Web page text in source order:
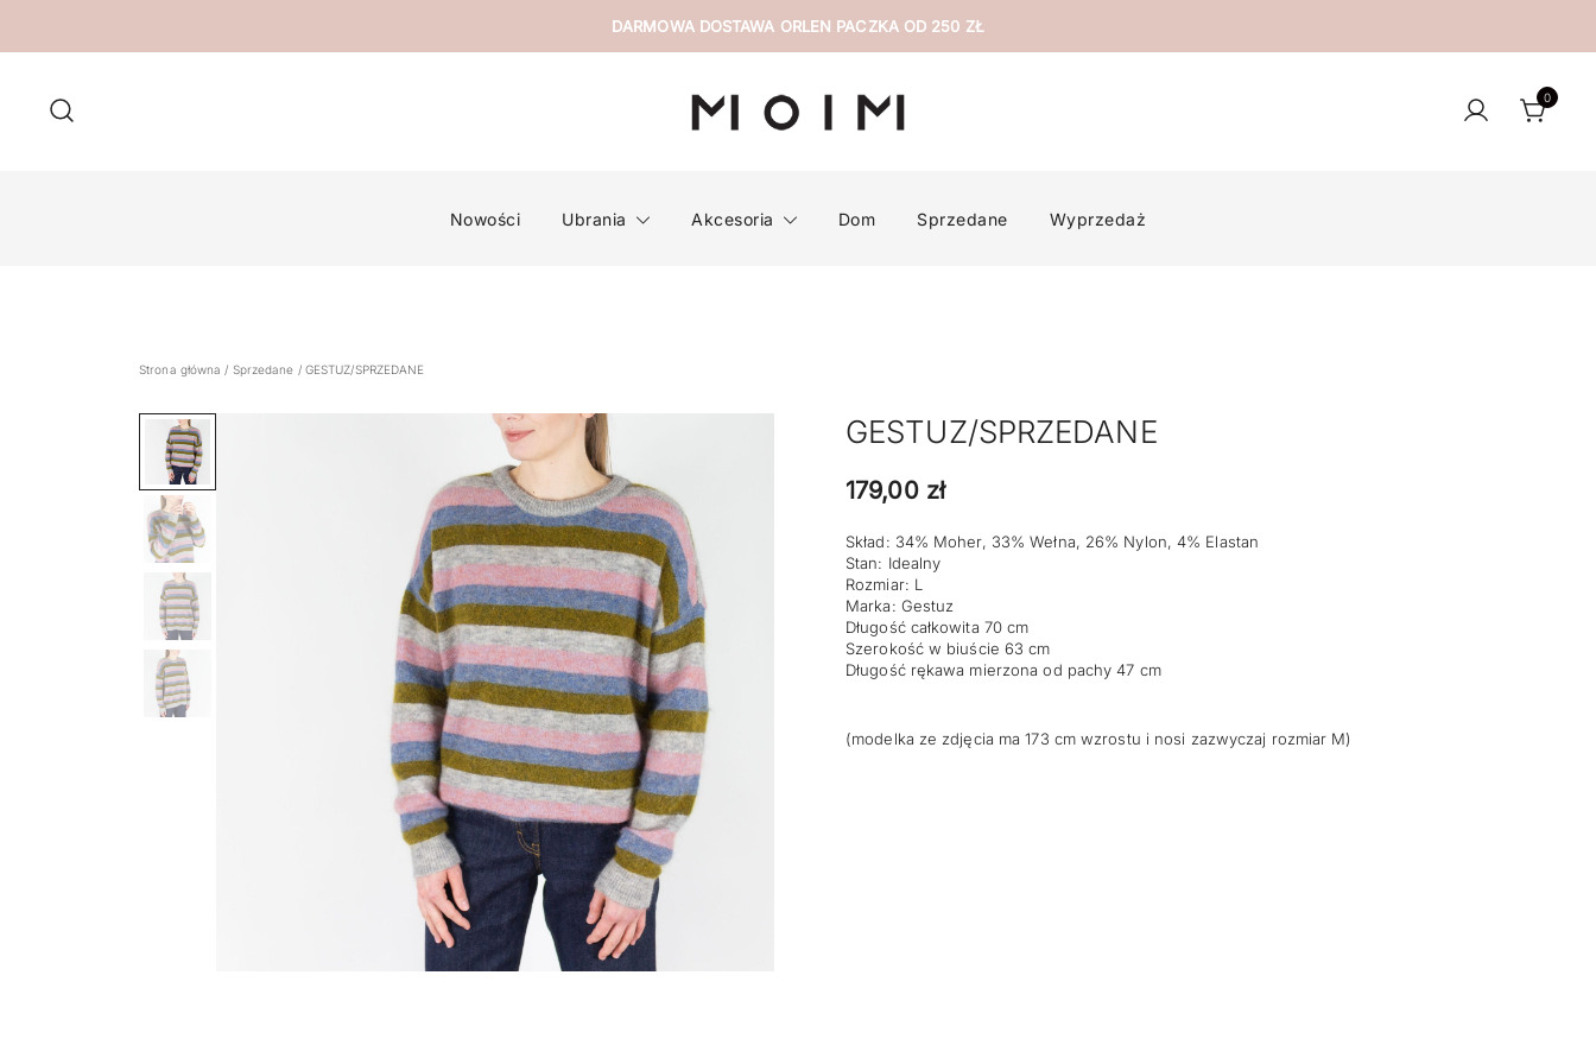
DARMOWA DOSTAWA ORLEN PACZKA OD 250 ZŁ
0
Nowości Ubrania Akcesoria Dom Sprzedane Wyprzedaż
Strona główna / Sprzedane / GESTUZ/SPRZEDANE
GESTUZ/SPRZEDANE
179,00 zł
Skład: 34% Moher, 33% Wełna, 26% Nylon, 4% Elastan
Stan: Idealny
Rozmiar: L
Marka: Gestuz
Długość całkowita 70 cm
Szerokość w biuście 63 cm
Długość rękawa mierzona od pachy 47 cm
(modelka ze zdjęcia ma 173 cm wzrostu i nosi zazwyczaj rozmiar M)